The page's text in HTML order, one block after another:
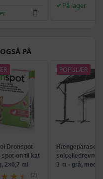
På lager
PÅ
Dronspot
on til kat
2×0,7 ml
(2)
POPULÆR
Hængeparasols
solcelledrevne
3 m - grå, med